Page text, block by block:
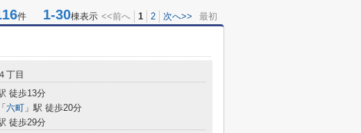
件 1-30棟表示 <<前へ 1 2 次へ>> 最初
４丁目
徒歩13分
「 六町 」駅 徒歩20分
徒歩29分